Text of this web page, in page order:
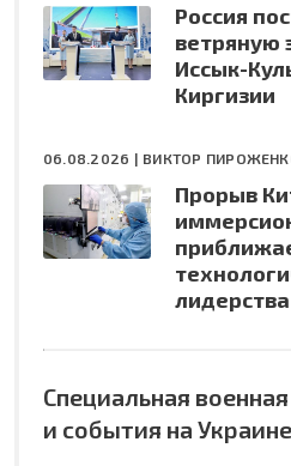
Россия
ветряную
Иссык-
Киргизии
06.08.2026 | ВИКТОР
Прорыв
Специальная
и события на